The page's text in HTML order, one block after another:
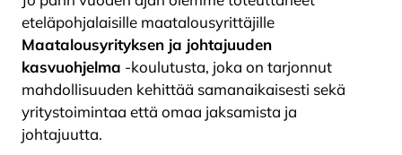
eteläpohjalaisille maatalousyrittäjille
Maatalousyrityksen ja johtajuuden
kasvuohjelma -koulutusta, joka on tarjonnut
mahdollisuuden kehittää samanaikaisesti sekä
yritystoimintaa että omaa jaksamista ja
johtajuutta.